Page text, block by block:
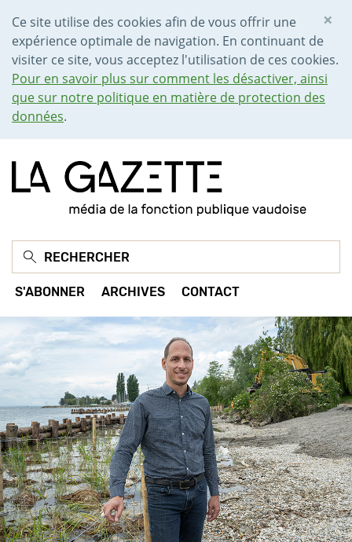
Ce site utilise des cookies afin de vous offrir une
expérience optimale de navigation. En continuant de
visiter ce site, vous acceptez l'utilisation de ces cookies.
Pour en savoir plus sur comment les désactiver, ainsi
que sur notre politique en matière de protection des
données.
×
S'ABONNER ARCHIVES CONTACT